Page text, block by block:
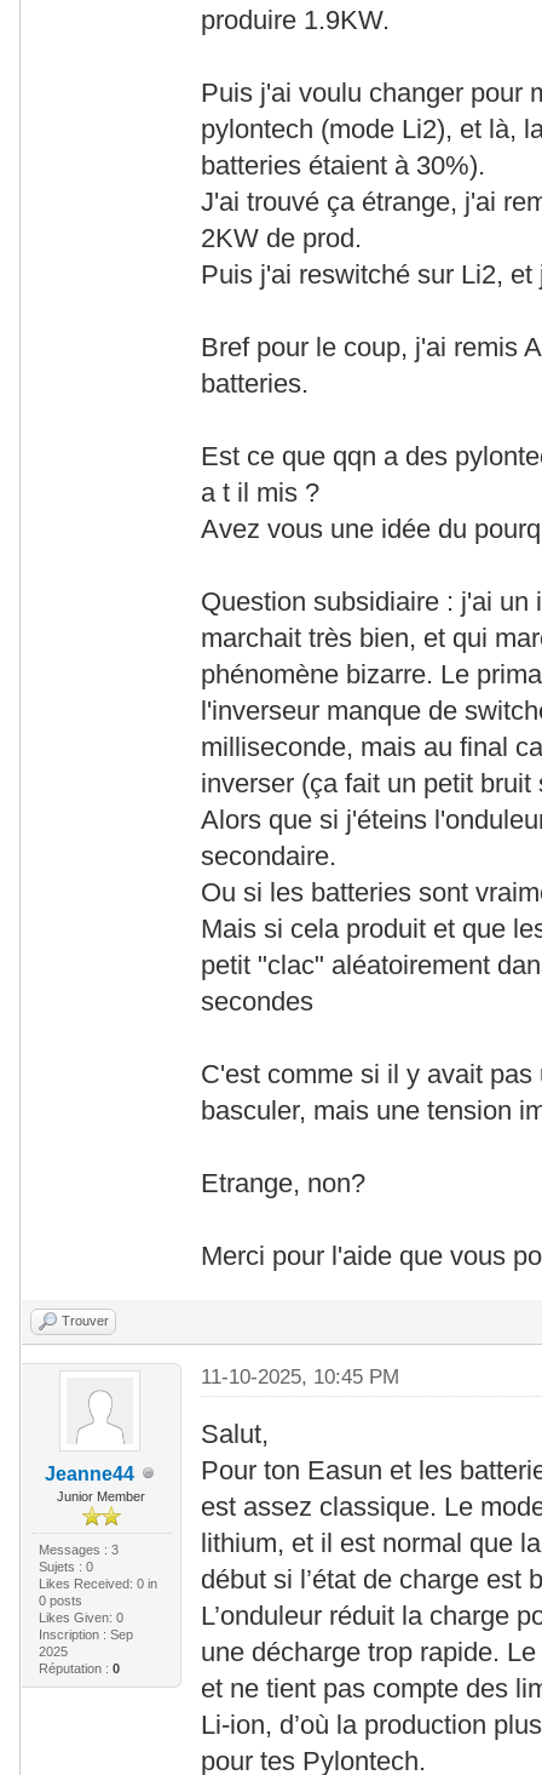
produire 1.9KW.
Puis j'ai voulu changer pour
pylontech (mode Li2), et là,
batteries étaient à 30%).
J'ai trouvé ça étrange, j'ai
2KW de prod.
Puis j'ai reswitché sur Li2,
Bref pour le coup, j'ai remis
batteries.
Est ce que qqn a des
a t il mis ?
Avez vous une idée du
Question subsidiaire : j'ai un
marchait très bien, et qui
phénomène bizarre. Le
l'inverseur manque de
milliseconde, mais au final
inverser (ça fait un petit
Alors que si j'éteins
secondaire.
Ou si les batteries sont
Mais si cela produit et que
petit "clac" aléatoirement
secondes
C'est comme si il y avait
basculer, mais une tension
Etrange, non?
Merci pour l'aide que vous
Trouver
Jeanne44
Junior Member
Messages : 3
Sujets : 0
Likes Received: 0in
0 posts
Likes Given: 0
Inscription : Sep
2025
Réputation : 0
11-10-2025, 10:45 PM
Salut,
Pour ton Easun et les
est assez classique. Le
lithium, et il est normal que
début si l’état de charge est
L’onduleur réduit la charge
une décharge trop rapide.
et ne tient pas compte des
Li-ion, d’où la production
pour tes Pylontech.